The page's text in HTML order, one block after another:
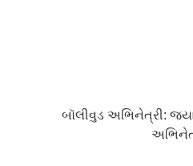
બૉલીવુડ અભિનેત્રી: